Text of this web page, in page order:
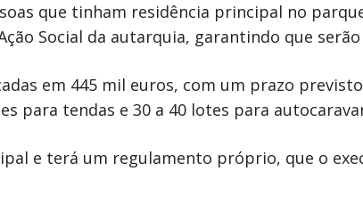
que tinham residência principal no
Social da autarquia, garantindo que
em 445 mil euros, com um prazo
para tendas e 30 a 40 lotes para
e terá um regulamento próprio, que o